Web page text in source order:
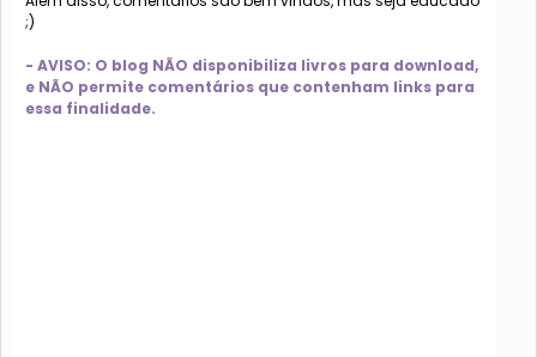
;)
- AVISO: O blog NÃO disponibiliza livros para download,
e NÃO permite comentários que contenham links para
essa finalidade.